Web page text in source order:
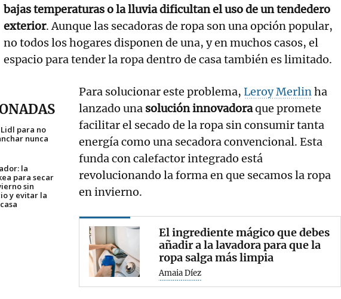
bajas temperaturas o la lluvia dificultan el uso de un tendedero
exterior. Aunque las secadoras de ropa son una opción popular,
no todos los hogares disponen de una, y en muchos casos, el
espacio para tender la ropa dentro de casa también es limitado.
para no
nunca
la
para secar
sin
y evitar la
Para solucionar este problema,Leroy Merlinha
lanzado una solución innovadoraque promete
facilitar el secado de la ropa sin consumir tanta
energía como una secadora convencional. Esta
funda con calefactor integrado está
revolucionando la forma en que secamos la ropa
en invierno.
El ingrediente mágico que debes
añadir a la lavadora para que la
ropa salga más limpia
Amaia Díez